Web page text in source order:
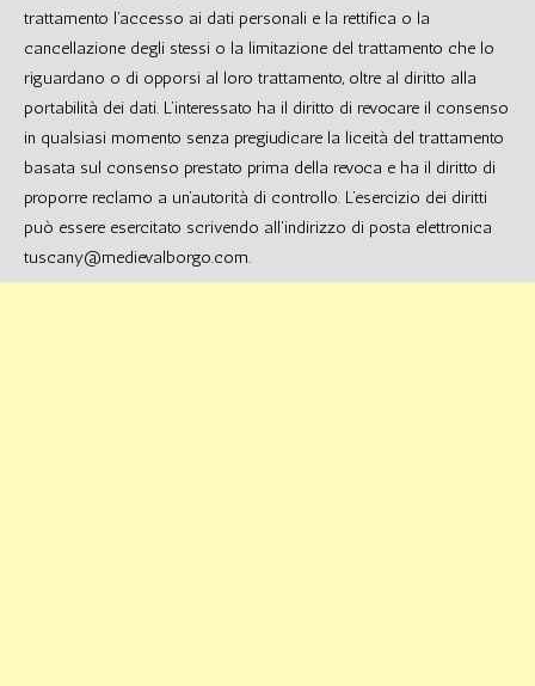
trattamento l’accesso ai dati personali e la rettifica o la
cancellazione degli stessi o la limitazione del trattamento che lo
riguardano o di opporsi al loro trattamento, oltre al diritto alla
portabilità dei dati. L’interessato ha il diritto di revocare il consenso
in qualsiasi momento senza pregiudicare la liceità del trattamento
basata sul consenso prestato prima della revoca e ha il diritto di
proporre reclamo a un’autorità di controllo. L’esercizio dei diritti
può essere esercitato scrivendo all'indirizzo di posta elettronica
tuscany@medievalborgo.com.